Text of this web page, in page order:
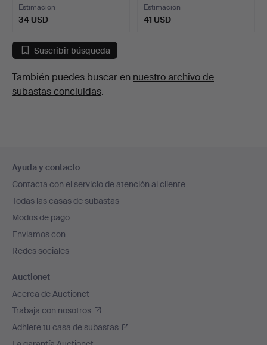
Estimación
34 USD
Estimación
41 USD
Suscribir búsqueda
También puedes buscar en nuestro archivo de
subastas concluidas.
en
el
pie
de
página
Ayuda y contacto
Contacta con el servicio de atención al cliente
Todas las casas de subastas
Modos de pago
Enviamos con
Redes sociales
Auctionet
Acerca de Auctionet
Trabaja con nosotros
Adhiere tu casa de subastas